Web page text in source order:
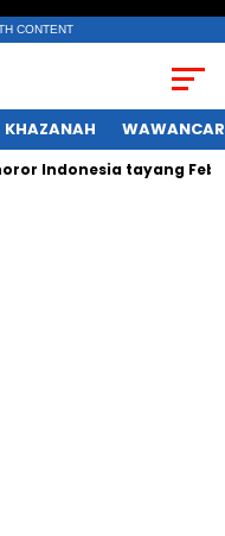
CONTENT
KHAZANAH
tayang